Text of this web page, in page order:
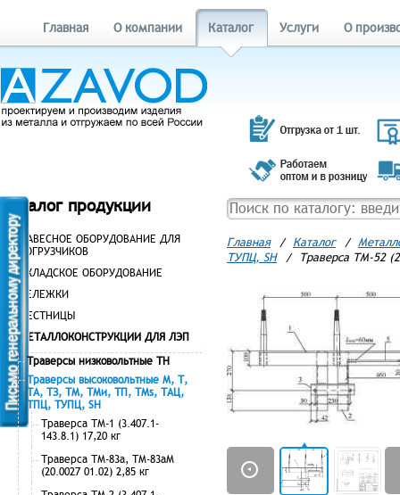
Главная О компании Каталог Услуги О
Каталог продукции
НАВЕСНОЕ ОБОРУДОВАНИЕ ДЛЯ
ПОГРУЗЧИКОВ
СКЛАДСКОЕ ОБОРУДОВАНИЕ
ТЕЛЕЖКИ
ЛЕСТНИЦЫ
МЕТАЛЛОКОНСТРУКЦИИ ДЛЯ ЛЭП
Траверсы низковольтные ТН
Траверсы высоковольтные М, Т,
ТА, ТЗ, ТМ, ТМи, ТП, ТМs, ТАЦ,
ТПЦ, ТУПЦ, SH
Траверса ТМ-1 (3.407.1-
143.8.1) 17,20 кг
Траверса ТМ-83а, ТМ-83аМ
(20.0027 01.02) 2,85 кг
Главная / Каталог /
ТУПЦ, SH
/ Траверса ТМ-52